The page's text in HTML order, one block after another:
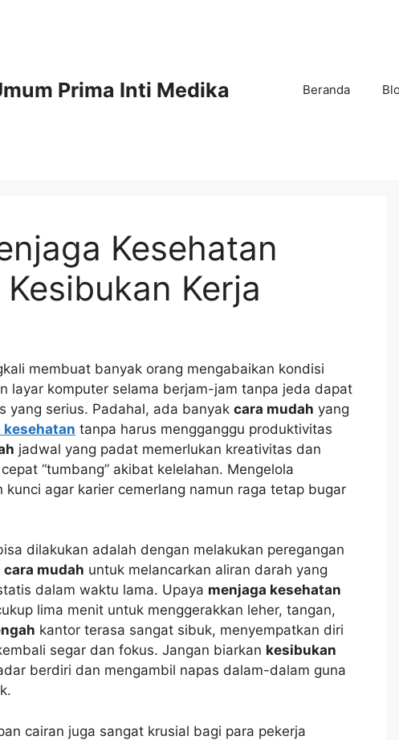
Prima Inti Medika Beranda
Kesehatan
Kerja
membuat banyak orang mengabaikan kondisi
layar komputer selama berjam-jam tanpa jeda dapat
yang serius. Padahal, ada banyak cara mudah yang
kesehatan tanpa harus mengganggu produktivitas
jadwal yang padat memerlukan kreativitas dan
“tumbang” akibat kelelahan. Mengelola
kunci agar karier cemerlang namun raga tetap bugar
dilakukan adalah dengan melakukan peregangan
cara mudah untuk melancarkan aliran darah yang
dalam waktu lama. Upaya menjaga kesehatan
lima menit untuk menggerakkan leher, tangan,
kantor terasa sangat sibuk, menyempatkan diri
segar dan fokus. Jangan biarkan kesibukan
berdiri dan mengambil napas dalam-dalam guna
cairan juga sangat krusial bagi para pekerja